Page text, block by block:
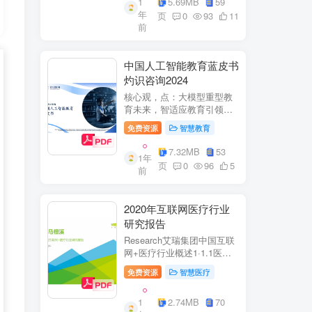
参编綦兵、谷金辉、温庆
福、王丹、岳...
年
前
页
0 93 11
中国人工智能教育蓝皮书
灼识咨询2024
核心观，点：大模型重型教
育未来，智适应教育引领
A+教有新纪元灼识咨询
China inshts Consultancy帆
观：深剂：洞来：失减：全
球故有革新浪湘2学习机妆占
硬件查头智道，应学习机市
免费资源 智慧教育
1年
前
7.32MB
53
页
0 96 5
2020年互联网医疗行业
研究报告
Research艾瑞集团中国互联
网+医疗行业概述1·1.1医疗
行业困境中国互联网+医疗行
业现状2中国互联网+医疗用
户行为洞察3中国互联网+医
疗热门赛道分析4中国互联网
免费资源 智慧医疗
1
2.74MB
70